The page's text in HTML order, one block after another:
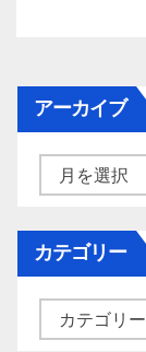
アーカイブ
ー
イ
カテゴリー
テ